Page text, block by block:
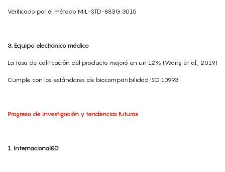
Verificado por el método MIL-STD-883G 3015
3. Equipo electrónico médico
La tasa de calificación del producto mejoró en un 12% (Wang et al., 2019)
Cumple con los estándares de biocompatibilidad ISO 10993
Progreso de investigación y tendencias futuras
1. Internacional&D